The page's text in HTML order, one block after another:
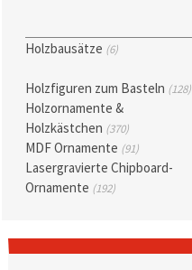
Sie können
ablehnen
oder Ihre
Auswahl in
Einstellungen
individuell
festlegen.
jederzeit
ändern
Holzbausätze (6)
Holzfiguren zum Basteln (128)
Holzornamente &
Holzkästchen (370)
MDF Ornamente (91)
Lasergravierte Chipboard-
Ornamente (192)